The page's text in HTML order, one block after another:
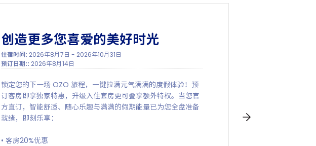
创造更多您喜爱的美好时光
住宿时间: 2026年8月7日 - 2026年10月31日
预订日期:: 2026年8月14日
锁定您的下一场 OZO 旅程，一键拉满元气满满的度假体验！预
订客房即享独家特惠，升级入住套房更可叠享额外特权。当您官
方直订，智能舒适、随心乐趣与满满的假期能量已为您全盘准备
就绪，即刻乐享：
• 客房20%优惠